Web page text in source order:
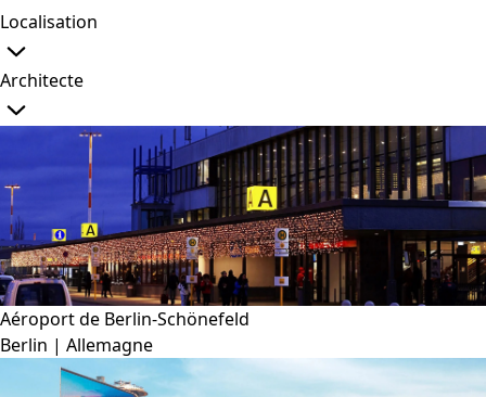
Localisation
Architecte
Aéroport de Berlin-Schönefeld
Berlin | Allemagne